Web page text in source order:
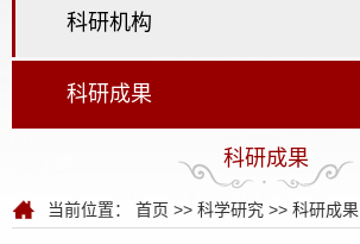
科研机构
科研成果
科研成果
当前位置： 首页 >> 科学研究 >> 科研成果